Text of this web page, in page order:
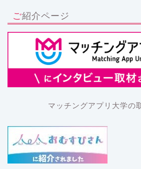
ご紹介ページ
マッチングアプリ大学の